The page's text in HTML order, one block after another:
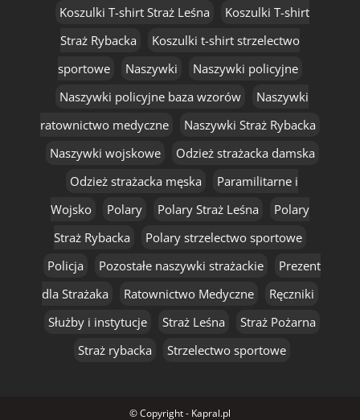
Koszulki T-shirt Straż Leśna
Koszulki T-shirt
Straż Rybacka
Koszulki t-shirt strzelectwo
sportowe
Naszywki
Naszywki policyjne
Naszywki policyjne baza wzorów
Naszywki
ratownictwo medyczne
Naszywki Straż Rybacka
Naszywki wojskowe
Odzież strażacka damska
Odzież strażacka męska
Paramilitarne i
Wojsko
Polary Polary Straż Leśna
Polary
Straż Rybacka
Polary strzelectwo sportowe
Policja
Pozostałe naszywki strażackie
Prezent
dla Strażaka
Ratownictwo Medyczne
Ręczniki
Służby i instytucje
Straż Leśna
Straż Pożarna
Straż rybacka
Strzelectwo sportowe
© Copyright - Kapral.pl